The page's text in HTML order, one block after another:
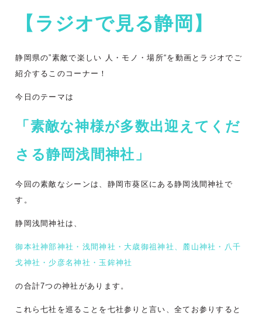
【ラジオで見る静岡】
静岡県の”素敵で楽しい 人・モノ・場所“を動画とラジオでご
紹介するこのコーナー！
今日のテーマは
「素敵な神様が多数出迎えてくだ
さる静岡浅間神社 」
今回の素敵なシーンは、静岡市葵区にある静岡浅間神社で
す。
静岡浅間神社は、
御本社神部神社・浅間神社・大歳御祖神社、麓山神社・八千
戈神社・少彦名神社・玉鉾神社
の合計7つの神社があります。
これら七社を巡ることを七社参りと言い、全てお参りすると